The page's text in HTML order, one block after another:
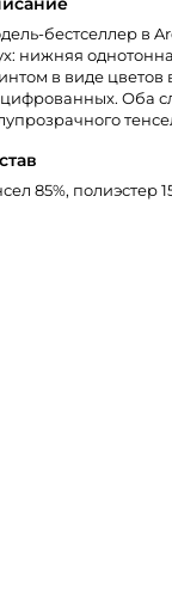
бестселлер в
нижняя
в виде
Оба
85%, полиэстер